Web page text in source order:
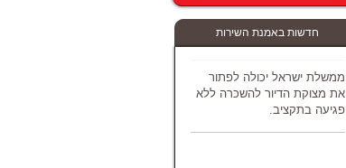
חדשות באמנת השירות
את מצוקת הדיור להשכרה ללא
פגיעה בתקציב.
ממשלת ישראל יכולה לפתור
את מצוקת הדיור להשכרה ללא
פגיעה בתקציב.